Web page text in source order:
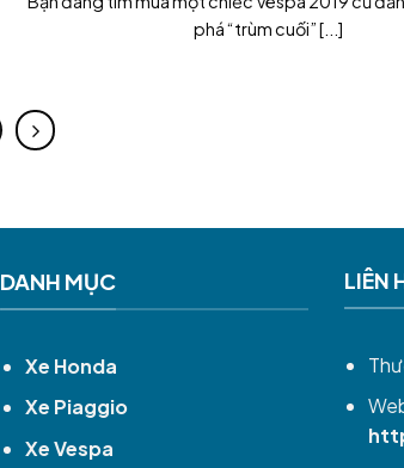
phá “trùm cuối” [...]
DANH MỤC
Xe Honda
Xe Piaggio
Xe Vespa
LIÊN